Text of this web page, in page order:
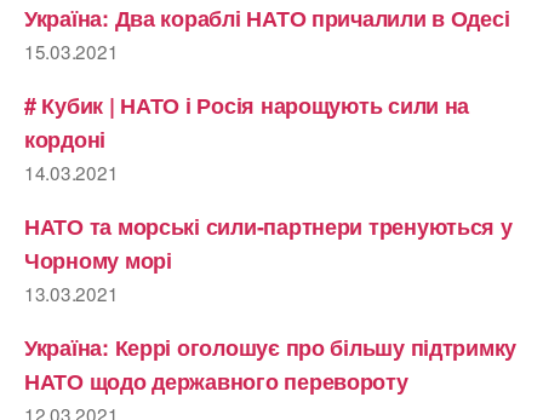
Україна: Два кораблі НАТО причалили в Одесі
15.03.2021
# Кубик | НАТО і Росія нарощують сили на
кордоні
14.03.2021
НАТО та морські сили-партнери тренуються у
Чорному морі
13.03.2021
Україна: Керрі оголошує про більшу підтримку
НАТО щодо державного перевороту
12.03.2021